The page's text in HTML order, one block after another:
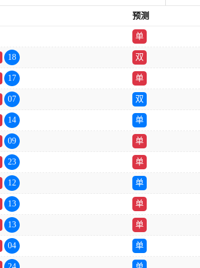
预测
单
18 双
17 单
07 双
14 单
09 单
23 单
12 单
13 单
13 单
04 单